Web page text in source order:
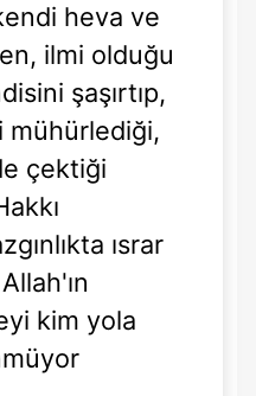
heva ve
ilmi olduğu
şaşırtıp,
mühürlediği,
çektiği
ısrar
kim yola